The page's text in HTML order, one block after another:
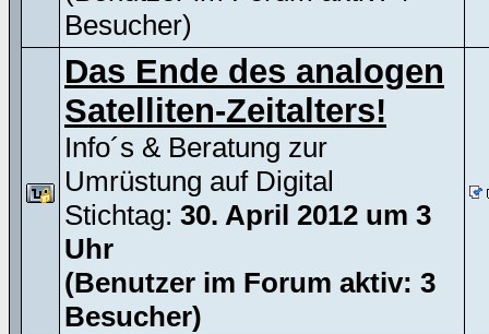
Besucher)
Das Ende des analogen
Satelliten-Zeitalters!
Info´s & Beratung zur
Umrüstung auf Digital
Stichtag: 30. April 2012 um 3
Uhr
(Benutzer im Forum aktiv: 3
Besucher)